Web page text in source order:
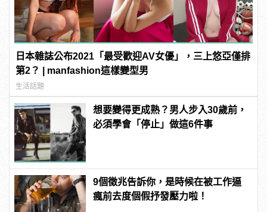
日本雜誌公布2021「最受歡迎AV女優」，三上悠亞僅排
第2？ | manfashion這樣變型男
生活話題
想要變得更成熟？男人步入30歲前，
必須學會「停止」做這6件事
9個徵兆告訴你，是時候在被工作逼
瘋前去度個假抒發壓力啦！